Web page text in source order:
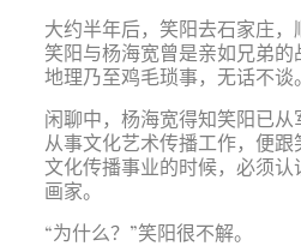
大约半年后，笑阳去石家庄，
笑阳与杨海宽曾是亲如兄弟
地理乃至鸡毛琐事，无话不谈。
闲聊中，杨海宽得知笑阳已从
从事文化艺术传播工作，便
文化传播事业的时候，必须
画家。
“为什么？”笑阳很不解。